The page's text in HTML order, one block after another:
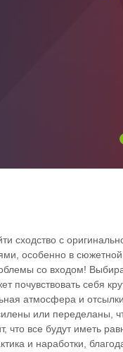
сходство с
особенно в
со входом!
почувствовать себя
атмосфера и
или переделаны,
что все будут иметь
и наработки,